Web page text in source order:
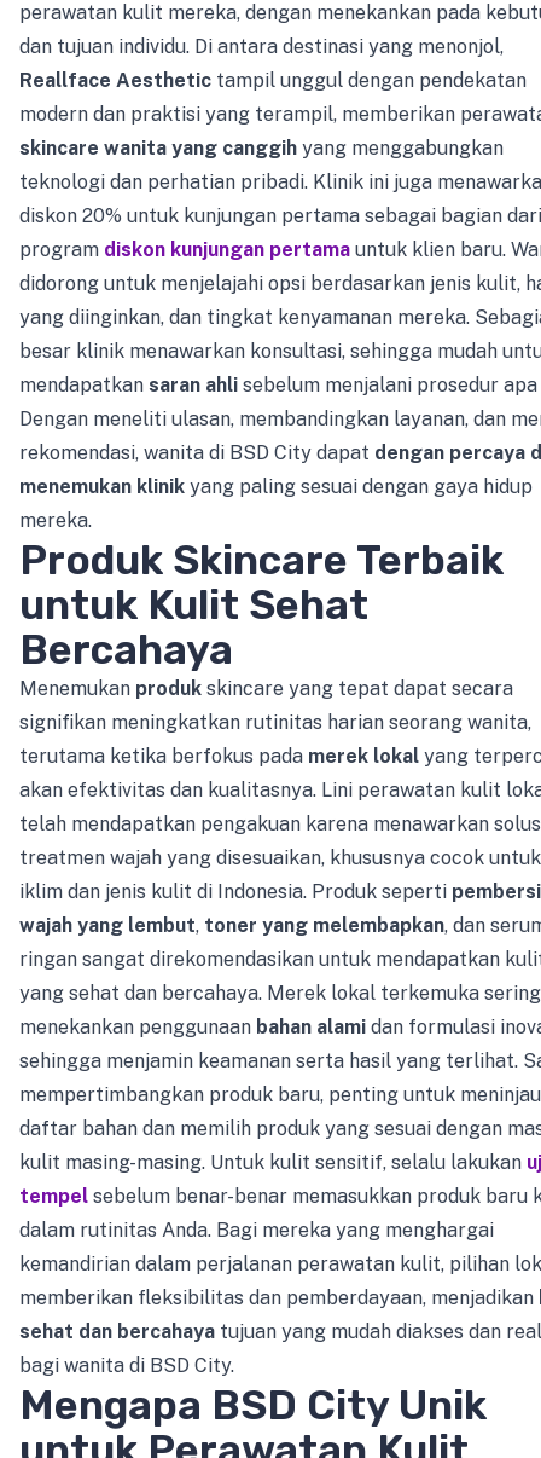
perawatan kulit mereka, dengan menekankan pada
dan tujuan individu. Di antara destinasi yang menonjol,
Reallface Aesthetic tampil unggul dengan pendekatan
modern dan praktisi yang terampil, memberikan
skincare wanita yang canggih yang menggabungkan
teknologi dan perhatian pribadi. Klinik ini juga
diskon 20% untuk kunjungan pertama sebagai bagian dari
program diskon kunjungan pertama untuk klien baru.
didorong untuk menjelajahi opsi berdasarkan jenis kulit,
yang diinginkan, dan tingkat kenyamanan mereka.
besar klinik menawarkan konsultasi, sehingga mudah
mendapatkan saran ahli sebelum menjalani prosedur apa
Dengan meneliti ulasan, membandingkan layanan, dan
rekomendasi, wanita di BSD City dapat dengan percaya
menemukan klinik yang paling sesuai dengan gaya hidup
mereka.
Produk Skincare Terbaik
untuk Kulit Sehat
Bercahaya
Menemukan produk skincare yang tepat dapat secara
signifikan meningkatkan rutinitas harian seorang wanita,
terutama ketika berfokus pada merek lokal yang
akan efektivitas dan kualitasnya. Lini perawatan kulit
telah mendapatkan pengakuan karena menawarkan
treatmen wajah yang disesuaikan, khususnya cocok untuk
iklim dan jenis kulit di Indonesia. Produk seperti
wajah yang lembut, toner yang melembapkan, dan
ringan sangat direkomendasikan untuk mendapatkan
yang sehat dan bercahaya. Merek lokal terkemuka sering
menekankan penggunaan bahan alami dan formulasi
sehingga menjamin keamanan serta hasil yang terlihat.
mempertimbangkan produk baru, penting untuk meninjau
daftar bahan dan memilih produk yang sesuai dengan
kulit masing-masing. Untuk kulit sensitif, selalu lakukan
tempel sebelum benar-benar memasukkan produk baru
dalam rutinitas Anda. Bagi mereka yang menghargai
kemandirian dalam perjalanan perawatan kulit, pilihan
memberikan fleksibilitas dan pemberdayaan, menjadikan
sehat dan bercahaya tujuan yang mudah diakses dan
bagi wanita di BSD City.
Mengapa BSD City Unik